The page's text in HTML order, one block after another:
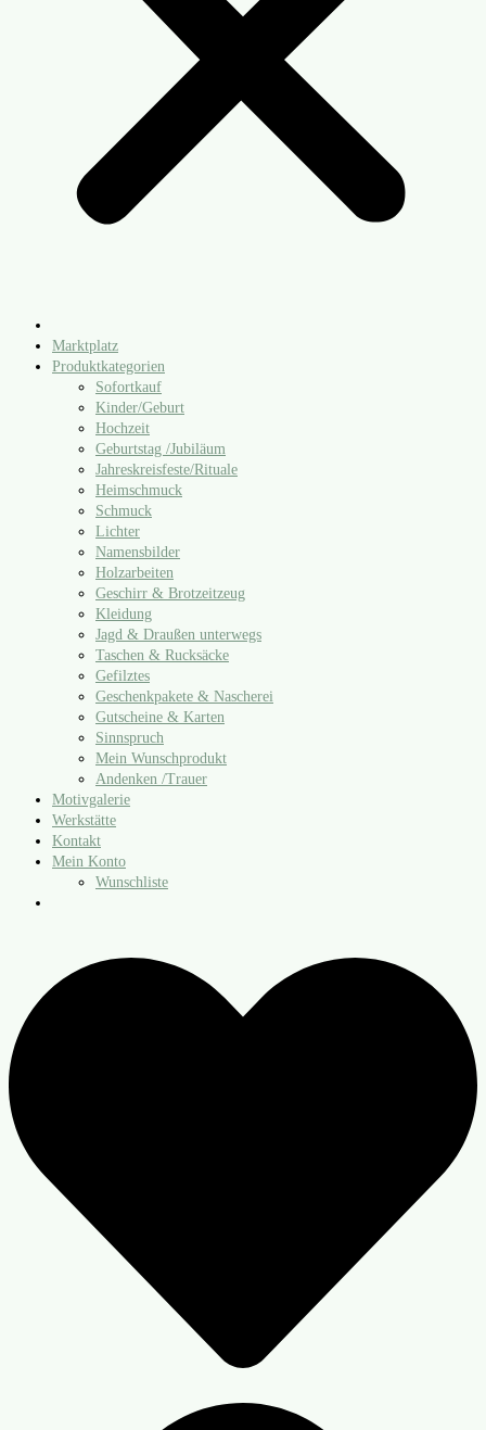
Marktplatz
Produktkategorien
Sofortkauf
Kinder/​Geburt
Hochzeit
Geburtstag /​Jubiläum
Jahreskreisfeste/​Rituale
Heimschmuck
Schmuck
Lichter
Namensbilder
Holzarbeiten
Geschirr & Brotzeitzeug
Kleidung
Jagd & Draußen unterwegs
Taschen & Rucksäcke
Gefilztes
Geschenkpakete & Nascherei
Gutscheine & Karten
Sinnspruch
Mein Wunschprodukt
Andenken /​Trauer
Motivgalerie
Werkstätte
Kontakt
Mein Konto
Wunschliste